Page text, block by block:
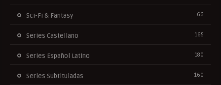
Sci-Fi & Fantasy 66
Series Castellano 165
Series Español Latino 180
Series Subtituladas 160